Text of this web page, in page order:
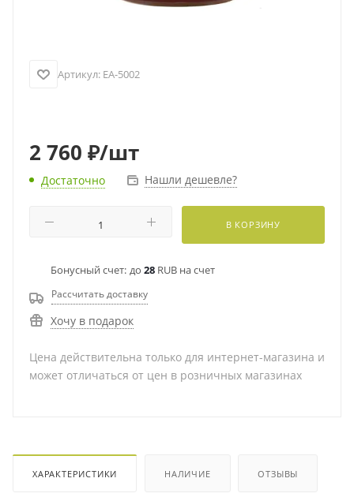
Артикул: EA-5002
2 760 ₽/шт
Достаточно Нашли дешевле?
В КОРЗИНУ
Бонусный счет: до 28 RUB на счет
Рассчитать доставку
Хочу в подарок
Цена действительна только для интернет-магазина и
может отличаться от цен в розничных магазинах
ХАРАКТЕРИСТИКИ НАЛИЧИЕ ОТЗЫВЫ